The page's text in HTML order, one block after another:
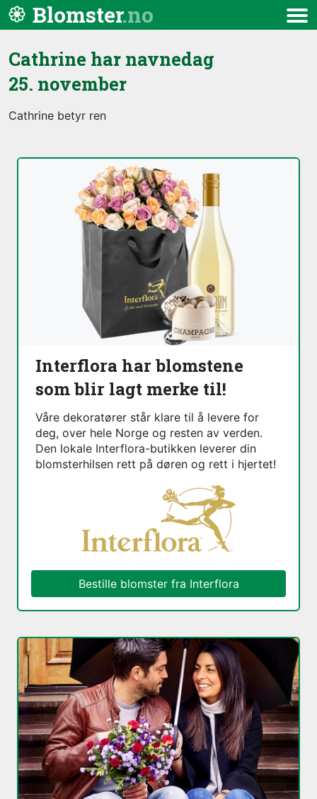
Hopp til innhold
Blomster
Meny
Cathrine har navnedag
25. november
Cathrine betyr ren
Interflora har blomstene
som blir lagt merke til!
Våre dekoratører står klare til å levere for
deg, over hele Norge og resten av verden.
Den lokale Interflora-butikken leverer din
blomsterhilsen rett på døren og rett i hjertet!
Bestille blomster fra Interflora